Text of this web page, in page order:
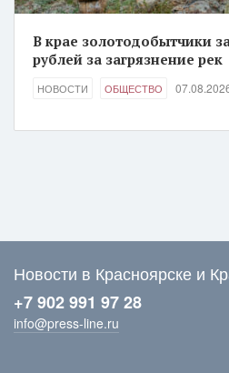
В крае золотодобытчики
рублей за загрязнение рек
НОВОСТИ ОБЩЕСТВО
Новости в Красноярске и
+7 902 991 97 28
info@press-line.ru